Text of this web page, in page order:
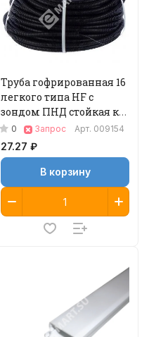
Труба гофрированная 16
легкого типа HF с
зондом ПНД стойкая к
УФ, 100 м
0 Запрос Арт. 009154
27.27 ₽
В корзину